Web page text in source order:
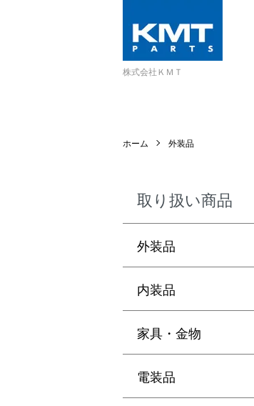
株式会社ＫＭＴ
ホーム 外装品
取り扱い商品
外装品
内装品
家具・金物
電装品